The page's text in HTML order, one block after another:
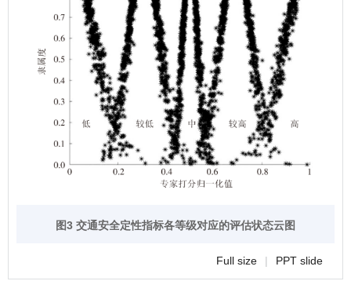
图3 交通安全定性指标各等级对应的评估状态云图
Full size | PPT slide